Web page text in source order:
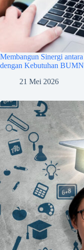
Membangun Sinergi
dengan Kebutuhan BUMN
21 Mei 2026